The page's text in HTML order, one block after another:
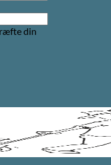
din